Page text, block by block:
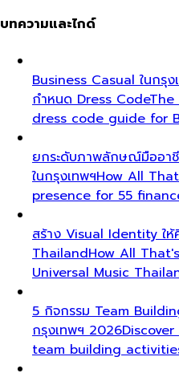
บทความและไกด์
Business Casual ในกรุ
กำหนด Dress CodeThe
dress code guide for
ยกระดับภาพลักษณ์มืออา
ในกรุงเทพฯHow All
presence for 55
สร้าง Visual Identity ใ
ThailandHow All
Universal Music
5 กิจกรรม Team
กรุงเทพฯ 2026
team building